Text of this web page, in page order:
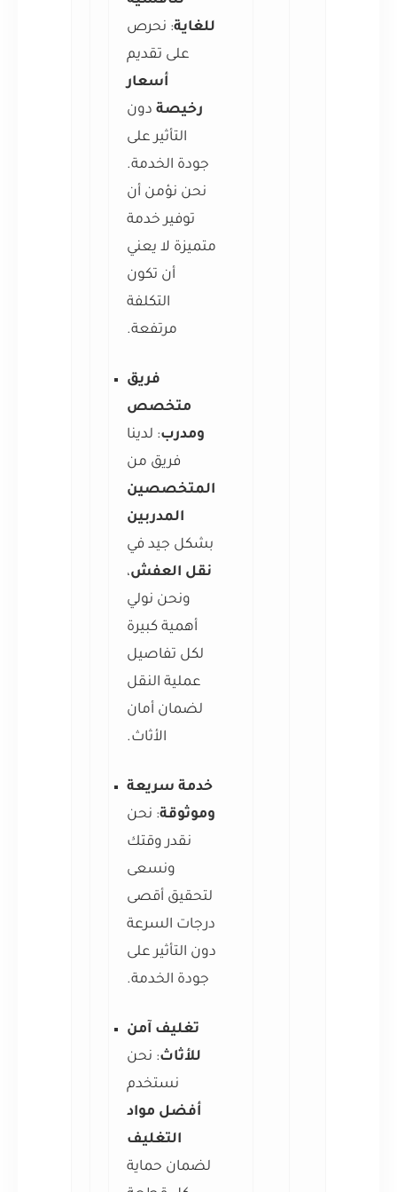
للغاية: نحرص
على تقديم
أسعار
رخيصة دون
التأثير على
جودة الخدمة.
نحن نؤمن أن
توفير خدمة
متميزة لا يعني
أن تكون
التكلفة
مرتفعة.
فريق
متخصص
ومدرب: لدينا
فريق من
المتخصصين
المدربين
بشكل جيد في
نقل العفش،
ونحن نولي
أهمية كبيرة
لكل تفاصيل
عملية النقل
لضمان أمان
الأثاث.
خدمة سريعة
وموثوقة: نحن
نقدر وقتك
ونسعى
لتحقيق أقصى
درجات السرعة
دون التأثير على
جودة الخدمة.
تغليف آمن
للأثاث: نحن
نستخدم
أفضل مواد
التغليف
لضمان حماية